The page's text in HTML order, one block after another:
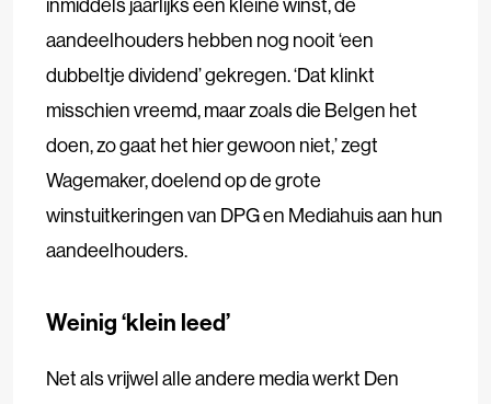
aandeelhouders hebben nog nooit ‘een
dubbeltje dividend’ gekregen. ‘Dat klinkt
misschien vreemd, maar zoals die Belgen het
doen, zo gaat het hier gewoon niet,’ zegt
Wagemaker, doelend op de grote
winstuitkeringen van DPG en Mediahuis aan hun
aandeelhouders.
Weinig ‘klein leed’
Net als vrijwel alle andere media werkt Den